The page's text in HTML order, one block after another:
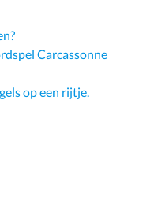
Carcassonne
op een rijtje.